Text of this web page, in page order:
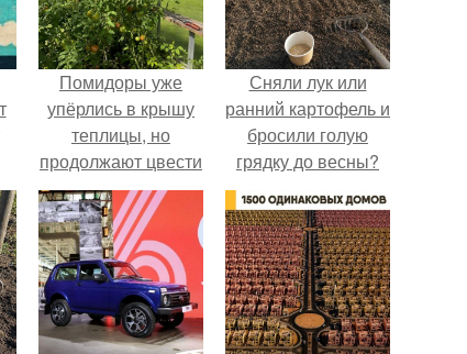
Помидоры уже
упёрлись в крышу
теплицы, но
продолжают цвести
как сумасшедшие?
Сняли лук или
ранний картофель и
бросили голую
грядку до весны?